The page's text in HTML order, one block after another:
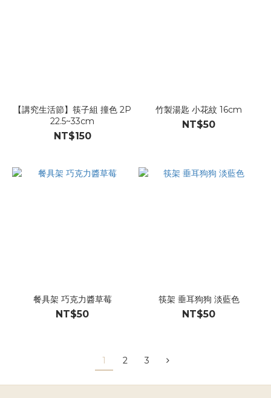
【講究生活節】筷子組 撞色 2P
22.5~33cm
NT$150
竹製湯匙 小花紋 16cm
NT$50
餐具架 巧克力醬草莓
NT$50
筷架 垂耳狗狗 淡藍色
NT$50
1 2 3